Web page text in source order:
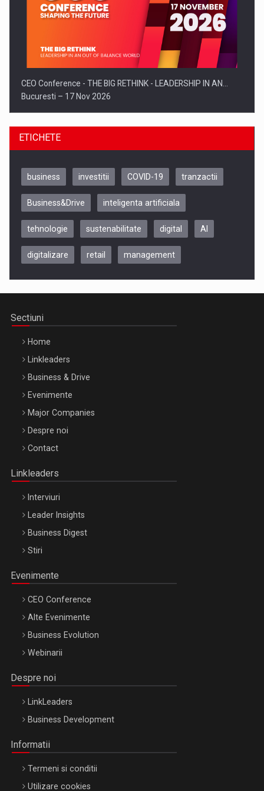
CEO Conference - THE BIG RETHINK - LEADERSHIP IN AN…
Bucuresti – 17 Nov 2026
Be Inspired. Make it Happen!, CLUJ, 9 Decembrie
Be Inspired. Make it Happen!, ARTEMIS LETO, ORADEA, 8
Octombrie
ETICHETE
business investitii COVID-19 tranzactii
Business&Drive inteligenta artificiala
tehnologie sustenabilitate digital AI
digitalizare retail management
Sectiuni
Home
Linkleaders
Business & Drive
Evenimente
Major Companies
Despre noi
Contact
Linkleaders
Interviuri
Leader Insights
Business Digest
Stiri
Evenimente
CEO Conference
Alte Evenimente
Business Evolution
Webinarii
Despre noi
LinkLeaders
Business Development
Informatii
Termeni si conditii
Utilizare cookies